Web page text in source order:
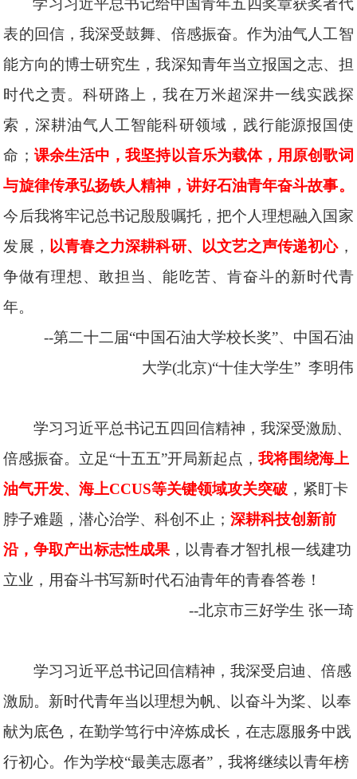
学习习近平总书记给中国青年五四奖章获奖者代
表的回信，我深受鼓舞、倍感振奋。作为油气人工智
能方向的博士研究生，我深知青年当立报国之志、担
时代之责。科研路上，我在万米超深井一线实践探
索，深耕油气人工智能科研领域，践行能源报国使
命； 课余生活中，我坚持以音乐为载体，用原创歌词
与旋律传承弘扬铁人精神，讲好石油青年奋斗故事。
今后我将牢记总书记殷殷嘱托，把个人理想融入国家
发展， 以青春之力深耕科研、以文艺之声传递初心，
争做有理想、敢担当、能吃苦、肯奋斗的新时代青
年。
--第二十二届“中国石油大学校长奖”、中国石油
大学(北京)“十佳大学生” 李明伟
学习习近平总书记五四回信精神，我深受激励、
倍感振奋。立足“十五五”开局新起点，我将围绕海上
油气开发、海上CCUS等关键领域攻关突破 ，紧盯卡
脖子难题，潜心治学、科创不止；深耕科技创新前
沿，争取产出标志性成果，以青春才智扎根一线建功
立业，用奋斗书写新时代石油青年的青春答卷！
--北京市三好学生 张一琦
学习习近平总书记回信精神，我深受启迪、倍感
激励。新时代青年当以理想为帆、以奋斗为桨、以奉
献为底色，在勤学笃行中淬炼成长，在志愿服务中践
行初心。作为学校“最美志愿者”，我将继续以青年榜